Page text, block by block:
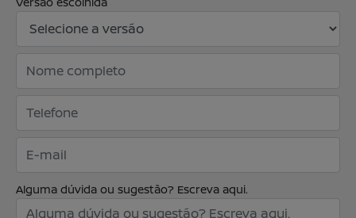
Alguma dúvida ou sugestão? Escreva aqui.